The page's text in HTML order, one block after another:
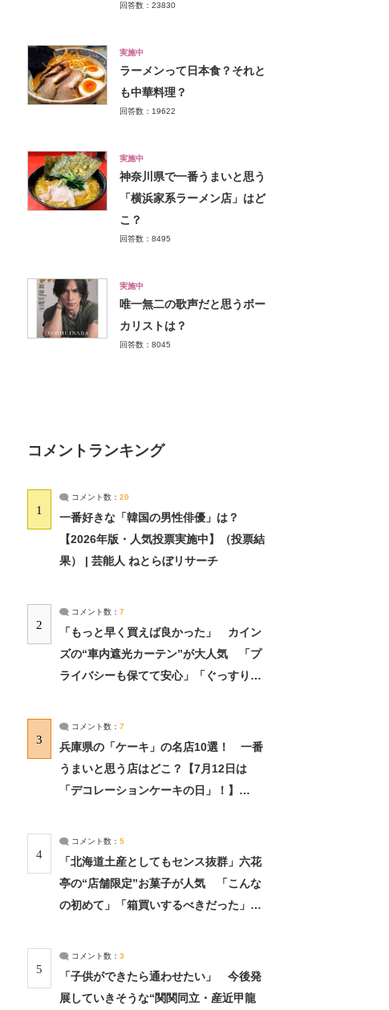
回答数：23830
実施中
ラーメンって日本食？それと
も中華料理？
回答数：19622
実施中
神奈川県で一番うまいと思う
「横浜家系ラーメン店」はど
こ？
回答数：8495
実施中
唯一無二の歌声だと思うボー
カリストは？
回答数：8045
コメントランキング
1
コメント数： 20
一番好きな「韓国の男性俳優」は？
【2026年版・人気投票実施中】（投票結
果） | 芸能人 ねとらぼリサーチ
2
コメント数： 7
「もっと早く買えば良かった」 カイン
ズの“車内遮光カーテン”が大人気 「プ
ライバシーも保てて安心」「ぐっすり眠
3
コメント数： 7
兵庫県の「ケーキ」の名店10選！ 一番
うまいと思う店はどこ？【7月12日は
「デコレーションケーキの日」！】
4
コメント数： 5
「北海道土産としてもセンス抜群」六花
亭の“店舗限定”お菓子が人気 「こんな
の初めて」「箱買いするべきだった」
5
コメント数： 3
「子供ができたら通わせたい」 今後発
展していきそうな“関関同立・産近甲龍